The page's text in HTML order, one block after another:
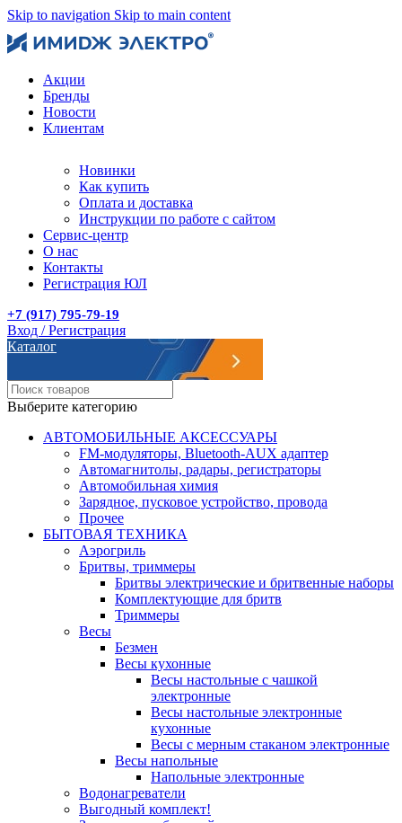
Skip to navigation Skip to main content
Акции
Бренды
Новости
Клиентам
Новинки
Как купить
Оплата и доставка
Инструкции по работе с сайтом
Сервис-центр
О нас
Контакты
Регистрация ЮЛ
+7 (917) 795-79-19
Вход / Регистрация
Каталог
Выберите категорию
АВТОМОБИЛЬНЫЕ АКСЕССУАРЫ
FM-модуляторы, Bluetooth-AUX адаптер
Автомагнитолы, радары, регистраторы
Автомобильная химия
Зарядное, пусковое устройство, провода
Прочее
БЫТОВАЯ ТЕХНИКА
Аэрогриль
Бритвы, триммеры
Бритвы электрические и бритвенные наборы
Комплектующие для бритв
Триммеры
Весы
Безмен
Весы кухонные
Весы настольные с чашкой
электронные
Весы настольные электронные
кухонные
Весы с мерным стаканом электронные
Весы напольные
Напольные электронные
Водонагреватели
Выгодный комплект!